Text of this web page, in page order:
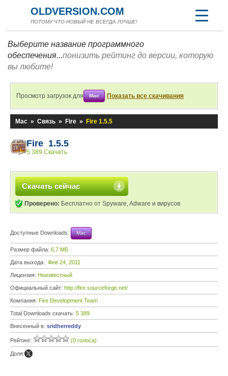
OLDVERSION.COM
ПОТОМУ ЧТО НОВЫЙ НЕ ВСЕГДА ЛУЧШЕ!
Выберите название программного
обеспечения...понизить рейтинг до версии, которую
вы любите!
Просмотр загрузок для Mac Показать все скачивания
Mac » Связь » Fire » Fire 1.5.5
Fire 1.5.5
5 389 Скачать
Скачать сейчас
Проверено: Бесплатно от Spyware, Adware и вирусов
Доступные Downloads: Mac
Размер файла: 6,7 МБ
Дата выхода: Фев 24, 2011
Лицензия: Неизвестный
Официальный сайт: http://fire.sourceforge.net/
Компания: Fire Development Team
Total Downloads скачать: 5 389
Внесенный в: sridherreddy
Рейтинг: (0 голоса)
Доля: